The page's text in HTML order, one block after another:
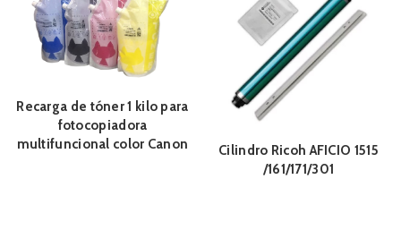
Recarga de tóner 1 kilo para
fotocopiadora
multifuncional color Canon
Cilindro Ricoh AFICIO 1515
/161/171/301